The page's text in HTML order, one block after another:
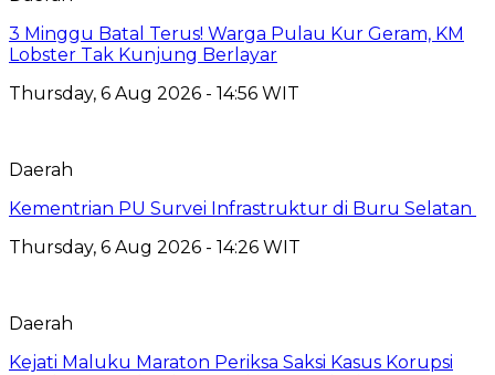
3 Minggu Batal Terus! Warga Pulau Kur Geram, KM
Lobster Tak Kunjung Berlayar
Thursday, 6 Aug 2026 - 14:56 WIT
Daerah
Kementrian PU Survei Infrastruktur di Buru Selatan
Thursday, 6 Aug 2026 - 14:26 WIT
Daerah
Kejati Maluku Maraton Periksa Saksi Kasus Korupsi